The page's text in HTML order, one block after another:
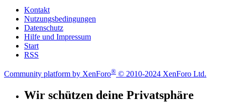
Kontakt
Nutzungsbedingungen
Datenschutz
Hilfe und Impressum
Start
RSS
Community platform by XenForo® © 2010-2024 XenForo Ltd.
Wir schützen deine Privatsphäre